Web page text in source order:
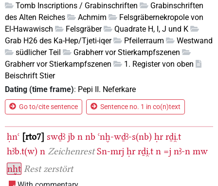
Tomb Inscriptions / Grabinschriften
Grabinschriften
des Alten Reiches
Achmim
Felsgräbernekropole von
El-Hawawisch
Felsgräber
Quadrate H, I, J und K
Grab H26 des Ka-Hep/Tjeti-iqer
Pfeilerraum
Westwand
südlicher Teil
Grabherr vor Stierkampfszenen
Grabherr vor Stierkampfszenen
1. Register von oben
Beischrift Stier
Dating (time frame): Pepi II. Neferkare
Go to/cite sentence Sentence no. 1 in co(n)text
ḥnꜥ rto7 swḏꜣ jb n nb ꜥnḫ-wḏꜣ-s(nb) ḥr rḏi̯.t
hꜣb.t(w) n Zeichenrest Sn-mrj ḥr rḏi̯.t n =j nꜣ-n mw
nḫt Rest zerstört